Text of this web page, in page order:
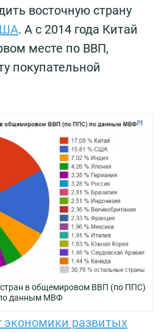
восточную страну
. А с 2014 года Китай
месте по ВВП,
покупательной
в общемировом ВВП (по ППС)
данным МВФ
экономики развитых